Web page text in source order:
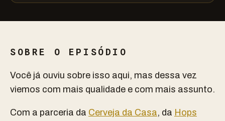
SOBRE O EPISÓDIO
Você já ouviu sobre isso aqui, mas dessa vez
viemos com mais qualidade e com mais assunto.
Com a parceria da Cerveja da Casa, da Hops